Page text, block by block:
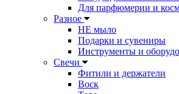
Для парфюмерии и
Разное
НЕ мыло
Подарки и сувениры
Инструменты и
Свечи
Фитили и держатели
Воск